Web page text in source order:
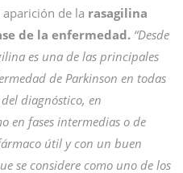
de la rasagilina
de la enfermedad. “Desde
es una de las principales
de Parkinson en todas
diagnóstico, en
en fases intermedias o de
útil y con un buen
se considere como uno de los